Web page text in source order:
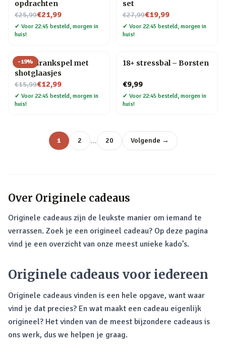
opdrachten
€25,99
Nu voor€21,99
✔ Voor 22:45 besteld, morgen in
huis!
set
€27,99
Nu voor€19,99
✔ Voor 22:45 besteld, morgen in
huis!
-19%
Ludo drankspel met
shotglaasjes
€15,99
Nu voor€12,99
✔ Voor 22:45 besteld, morgen in
huis!
18+ stressbal – Borsten
€9,99
✔ Voor 22:45 besteld, morgen in
huis!
1 2 … 20 Volgende →
Over Originele cadeaus
Originele cadeaus zijn de leukste manier om iemand te
verrassen. Zoek je een origineel cadeau? Op deze pagina
vind je een overzicht van onze meest unieke kado’s.
Originele cadeaus voor iedereen
Originele cadeaus vinden is een hele opgave, want waar
vind je dat precies? En wat maakt een cadeau eigenlijk
origineel? Het vinden van de meest bijzondere cadeaus is
ons werk, dus we helpen je graag.